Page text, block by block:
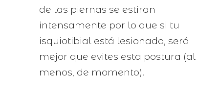
de las piernas se estiran
intensamente por lo que si tu
isquiotibial está lesionado, será
mejor que evites esta postura (al
menos, de momento).